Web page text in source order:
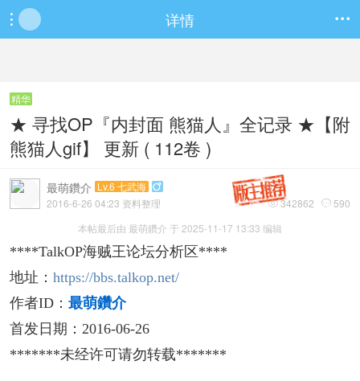
 详情 
精华
★ 寻找OP『内封面 熊猫人』全记录 ★【附
熊猫人gif】 更新 ( 112卷 )
最萌鑽介 Lv.6 七武海 
342862  590
2016-6-26 04:23 资料整理
本帖最后由 最萌鑽介 于 2025-11-17 13:33 编辑
****TalkOP海贼王论坛分析区****
地址： https://bbs.talkop.net/
作者ID： 最萌鑽介
首发日期：2016-06-26
*******未经许可请勿转载*******